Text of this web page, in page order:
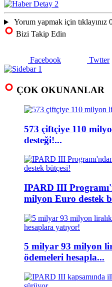
Yorum yapmak için tıklayınız
Bizi Takip Edin
Facebook Twtter
ÇOK OKUNANLAR
573 çiftçiye 110
desteği!...
IPARD III
milyon Euro destek
5 milyar 93 milyon
ödemeleri hesapla...